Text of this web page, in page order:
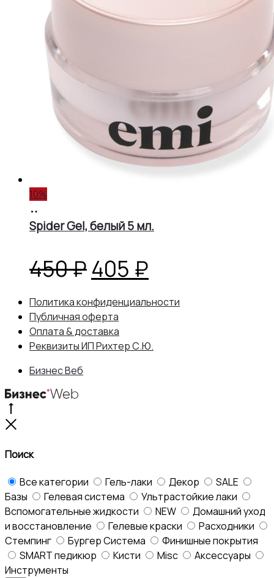
10%
корзину
Spider Gel, белый 5 мл.
450₽Первоначальная
цена
составляла
405 ₽
цена:
Политика конфиденциальности
Публичная оферта
Оплата & доставка
Реквизиты ИП Рихтер С.Ю.
Бизнес Веб
Поиск
Все категории Гель-лаки Декор
SALE
Базы
Гелевая система
Ультрастойкие лаки
Вспомогательные жидкости
NEW
Домашний уход
и восстановление
Гелевые краски
Расходники
Стемпинг
Бургер Система
Финишные покрытия
SMART педикюр
Кисти Misc
Аксессуары
Инструменты